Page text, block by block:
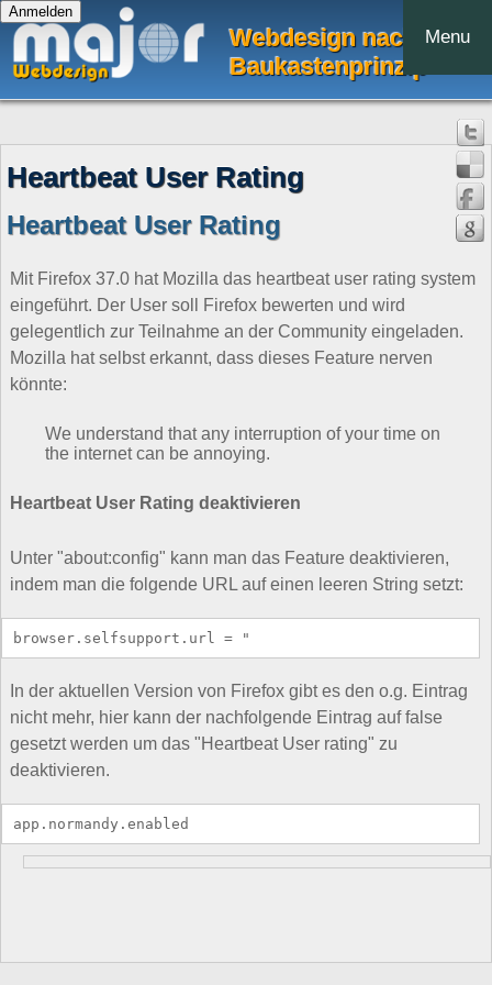
Webdesign nach dem
Baukastenprinzip
Menu
Heartbeat User Rating
Heartbeat User Rating
Mit Firefox 37.0 hat Mozilla das heartbeat user rating system
eingeführt. Der User soll Firefox bewerten und wird
gelegentlich zur Teilnahme an der Community eingeladen.
Mozilla hat selbst erkannt, dass dieses Feature nerven
könnte:
We understand that any interruption of your time on
the internet can be annoying.
Heartbeat User Rating deaktivieren
Unter "about:config" kann man das Feature deaktivieren,
indem man die folgende URL auf einen leeren String setzt:
browser.selfsupport.url = "
In der aktuellen Version von Firefox gibt es den o.g. Eintrag
nicht mehr, hier kann der nachfolgende Eintrag auf false
gesetzt werden um das "Heartbeat User rating" zu
deaktivieren.
app.normandy.enabled